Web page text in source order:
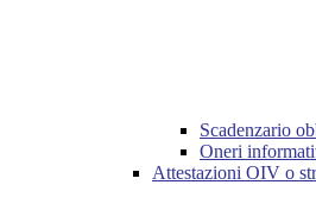
Scadenzario
Oneri
Attestazioni OIV o